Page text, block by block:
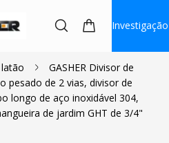
Investigação
GASHER Divisor de
pesado de 2 vias, divisor de
longo de aço inoxidável 304,
de jardim GHT de 3/4"